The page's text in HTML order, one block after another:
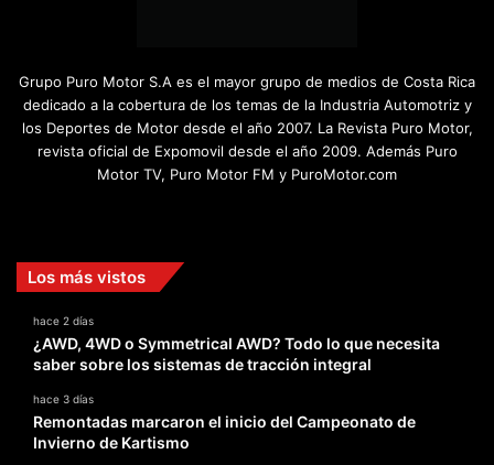
Grupo Puro Motor S.A es el mayor grupo de medios de Costa Rica
dedicado a la cobertura de los temas de la Industria Automotriz y
los Deportes de Motor desde el año 2007. La Revista Puro Motor,
revista oficial de Expomovil desde el año 2009. Además Puro
Motor TV, Puro Motor FM y PuroMotor.com
Los más vistos
hace 2 días
¿AWD, 4WD o Symmetrical AWD? Todo lo que necesita
saber sobre los sistemas de tracción integral
hace 3 días
Remontadas marcaron el inicio del Campeonato de
Invierno de Kartismo